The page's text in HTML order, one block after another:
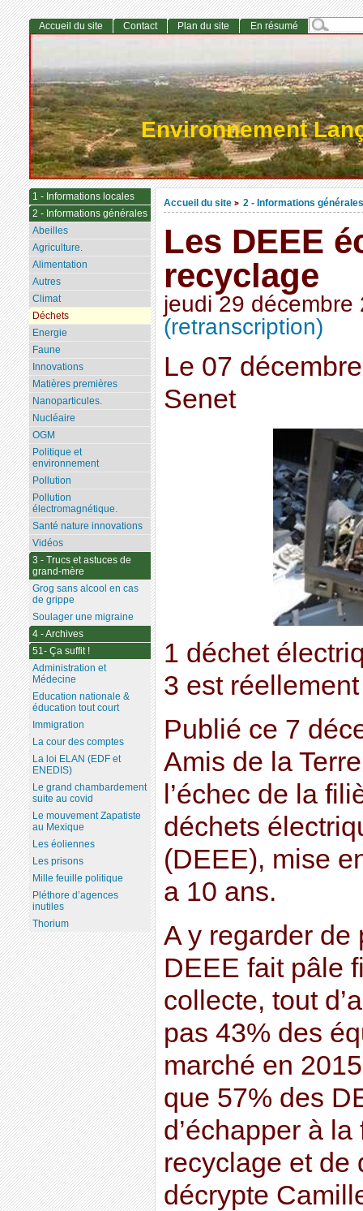
Environnement
Accueil du site > 2 - Informations générales
Les DEEE
recyclage
jeudi 29 décembre
(retranscription)
Le 07
Senet
1 déchet
3 est
Publié ce 7
Amis de la
l’échec de la
déchets
(DEEE), mise
a 10 ans.
A y regarder de
DEEE fait pâle
collecte, tout
pas 43% des
marché en
que 57% des
d’échapper à
recyclage et de
décrypte
Accueil du site Contact Plan du site En résumé
1 - Informations locales
2 - Informations générales
Abeilles
Agriculture.
Alimentation
Autres
Climat
Déchets
Energie
Faune
Innovations
Matières premières
Nanoparticules.
Nucléaire
OGM
Politique et
environnement
Pollution
Pollution
électromagnétique.
Santé nature innovations
Vidéos
3 - Trucs et astuces de
grand-mère
Grog sans alcool en cas
de grippe
Soulager une migraine
4 - Archives
51- Ça suffit !
Administration et
Médecine
Education nationale &
éducation tout court
Immigration
La cour des comptes
La loi ELAN (EDF et
ENEDIS)
Le grand chambardement
suite au covid
Le mouvement Zapatiste
au Mexique
Les éoliennes
Les prisons
Mille feuille politique
Pléthore d’agences
inutiles
Thorium